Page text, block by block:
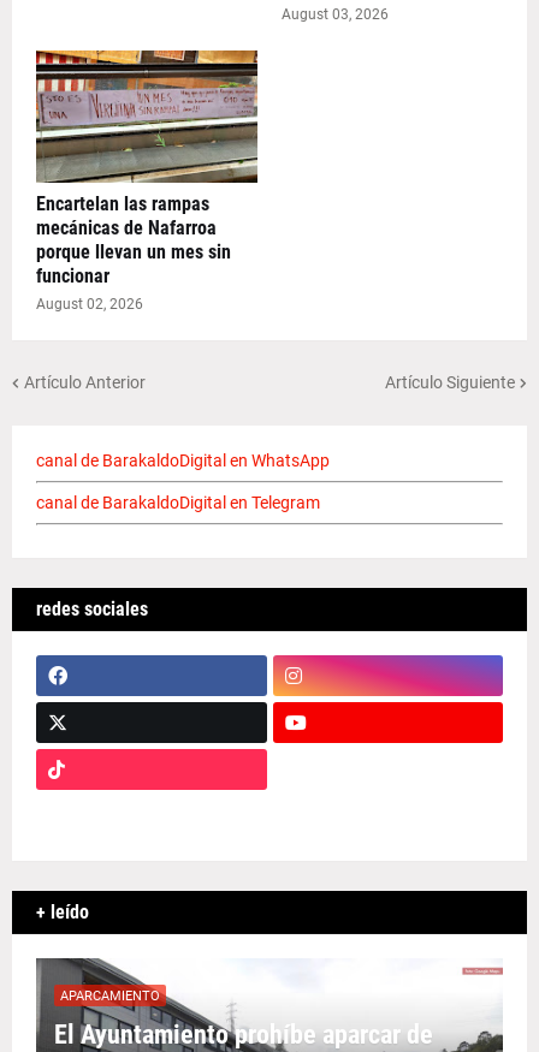
August 03, 2026
Encartelan las rampas
mecánicas de Nafarroa
porque llevan un mes sin
funcionar
August 02, 2026
Artículo Anterior Artículo Siguiente
canal de BarakaldoDigital en WhatsApp
canal de BarakaldoDigital en Telegram
redes sociales
+ leído
APARCAMIENTO
El Ayuntamiento prohíbe aparcar de